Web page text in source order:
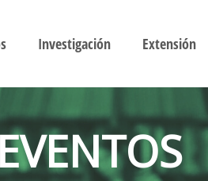
Investigación Extensión